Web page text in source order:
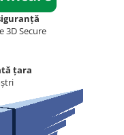
3D Secure
țara